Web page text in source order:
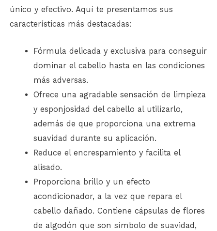
único y efectivo. Aquí te presentamos sus
características más destacadas:
Fórmula delicada y exclusiva para conseguir
dominar el cabello hasta en las condiciones
más adversas.
Ofrece una agradable sensación de limpieza
y esponjosidad del cabello al utilizarlo,
además de que proporciona una extrema
suavidad durante su aplicación.
Reduce el encrespamiento y facilita el
alisado.
Proporciona brillo y un efecto
acondicionador, a la vez que repara el
cabello dañado. Contiene cápsulas de flores
de algodón que son símbolo de suavidad,